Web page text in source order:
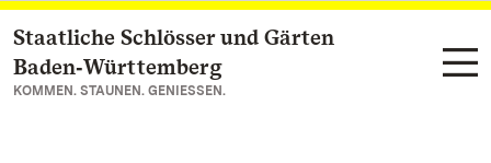
Zum Hauptinhalt springen
Staatliche Schlösser und Gärten
Baden‑Württemberg
KOMMEN. STAUNEN. GENIESSEN.